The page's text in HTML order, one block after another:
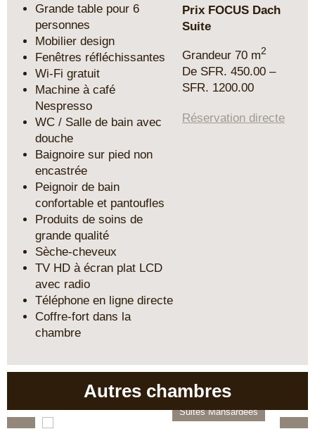
Grande table pour 6
personnes
Mobilier design
Fenêtres réfléchissantes
Wi-Fi gratuit
Machine à café
Nespresso
WC / Salle de bain avec
douche
Baignoire sur pied non
encastrée
Peignoir de bain
confortable et pantoufles
Produits de soins de
grande qualité
Sèche-cheveux
TV HD à écran plat LCD
avec radio
Téléphone en ligne directe
Coffre-fort dans la
chambre
Prix FOCUS Dach
Suite
Grandeur 70 m2
De SFR. 450.00 –
SFR. 1200.00
Réservation directe
Autres chambres
Suites Mansardées